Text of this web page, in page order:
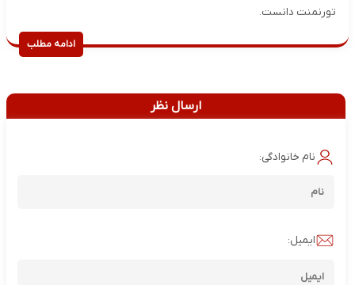
تورنمنت دانست.
ادامه مطلب
ارسال نظر
نام خانوادگی:
ایمیل: